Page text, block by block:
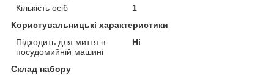
Кількість осіб
1
Користувальницькі характеристики
Підходить для миття в
посудомийній машині
Ні
Склад набору